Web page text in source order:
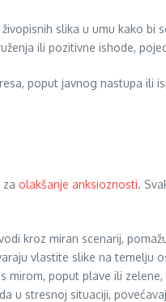
slika u umu kako
ili pozitivne ishode,
poput javnog nastupa ili
olakšanje anksioznosti.
kroz miran scenarij,
vlastite slike na temelju
mirom, poput plave ili
u stresnoj situaciji,